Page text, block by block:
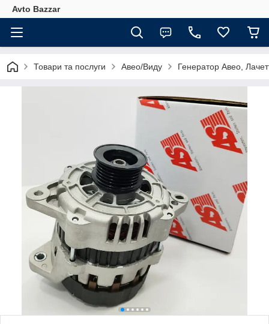
Avto Bazzar
Товари та послуги Авео/Виду Генератор Авео,